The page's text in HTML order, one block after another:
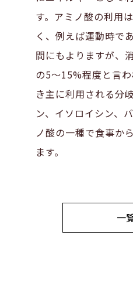
す。アミノ酸の利用
く、例えば運動時で
間にもよりますが、
の5〜15%程度と言
き主に利用される分
ン、イソロイシン、
ノ酸の一種で食事か
ます。
一